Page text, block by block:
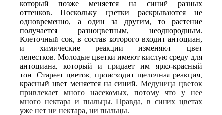
который позже меняется на синий разных
оттенков. Поскольку цветки раскрываются не
одновременно, а один за другим, то растение
получается разноцветным, неоднородным.
Клеточный сок, в состав которого входит антоциан,
и химические реакции изменяют цвет
лепестков. Молодые цветки имеют кислую среду для
антоциана, который и придает им ярко-красный
тон. Стареет цветок, происходит щелочная реакция,
красный цвет меняется на синий. Медуница цветок
привлекает много насекомых, потому что у нее
много нектара и пыльцы.Правда, в синих цветах
уже нет ни нектара, ни пыльцы.